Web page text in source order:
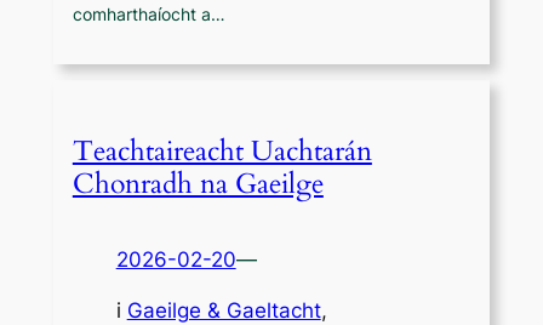
comharthaíocht a…
Teachtaireacht Uachtarán
Chonradh na Gaeilge
2026-02-20—
i Gaeilge & Gaeltacht,